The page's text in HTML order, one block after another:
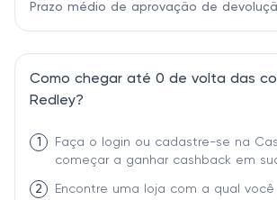
Prazo médio de aprovação de
Como chegar até 0 de volta das
Redley?
1
Faça o login ou cadastre-se na
começar a ganhar cashback em
2
Encontre uma loja com a qual